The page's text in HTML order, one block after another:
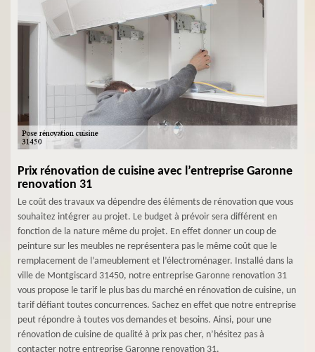
Prix rénovation de cuisine avec l’entreprise Garonne
renovation 31
Le coût des travaux va dépendre des éléments de rénovation que vous
souhaitez intégrer au projet. Le budget à prévoir sera différent en
fonction de la nature même du projet. En effet donner un coup de
peinture sur les meubles ne représentera pas le même coût que le
remplacement de l’ameublement et l’électroménager. Installé dans la
ville de Montgiscard 31450, notre entreprise Garonne renovation 31
vous propose le tarif le plus bas du marché en rénovation de cuisine, un
tarif défiant toutes concurrences. Sachez en effet que notre entreprise
peut répondre à toutes vos demandes et besoins. Ainsi, pour une
rénovation de cuisine de qualité à prix pas cher, n’hésitez pas à
contacter notre entreprise Garonne renovation 31.